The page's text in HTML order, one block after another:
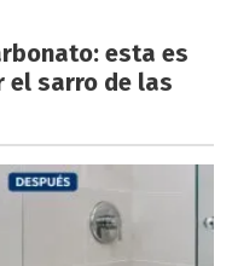
esta es
el sarro de las